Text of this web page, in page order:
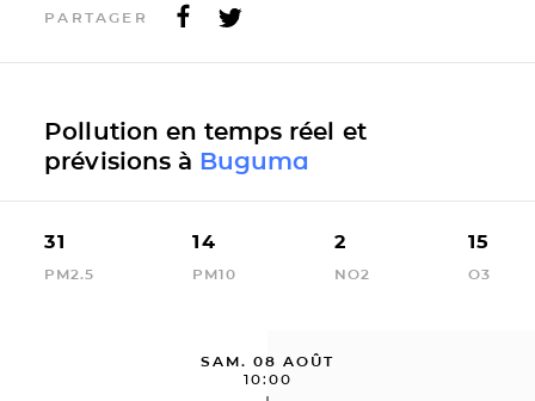
PARTAGER
Pollution en temps réel et
prévisions à Buguma
31
PM2.5
14
PM10
2
NO2
15
O3
SAM. 08 AOÛT
10:00